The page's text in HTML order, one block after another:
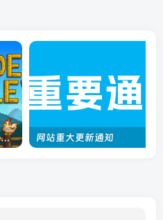
《星露谷物语(Stardew Valley)》单机版/联机版[v1.6.15] 网站重大更新通知